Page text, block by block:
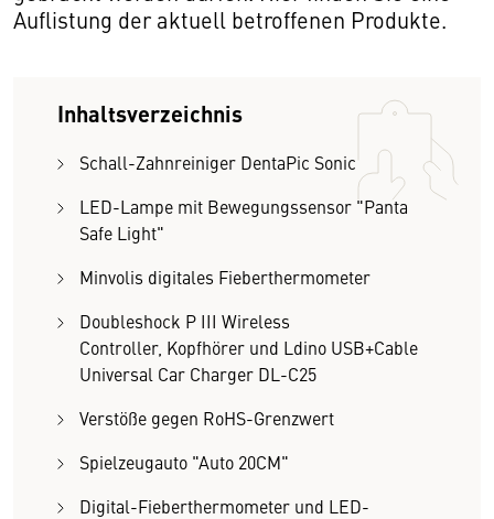
Auflistung der aktuell betroffenen Produkte.
Inhaltsverzeichnis
Schall-Zahnreiniger DentaPic Sonic
LED-Lampe mit Bewegungssensor "Panta
Safe Light"
Minvolis digitales Fieberthermometer
Doubleshock P III Wireless
Controller, Kopfhörer und Ldino USB+Cable
Universal Car Charger DL-C25
Verstöße gegen RoHS-Grenzwert
Spielzeugauto "Auto 20CM"
Digital-Fieberthermometer und LED-